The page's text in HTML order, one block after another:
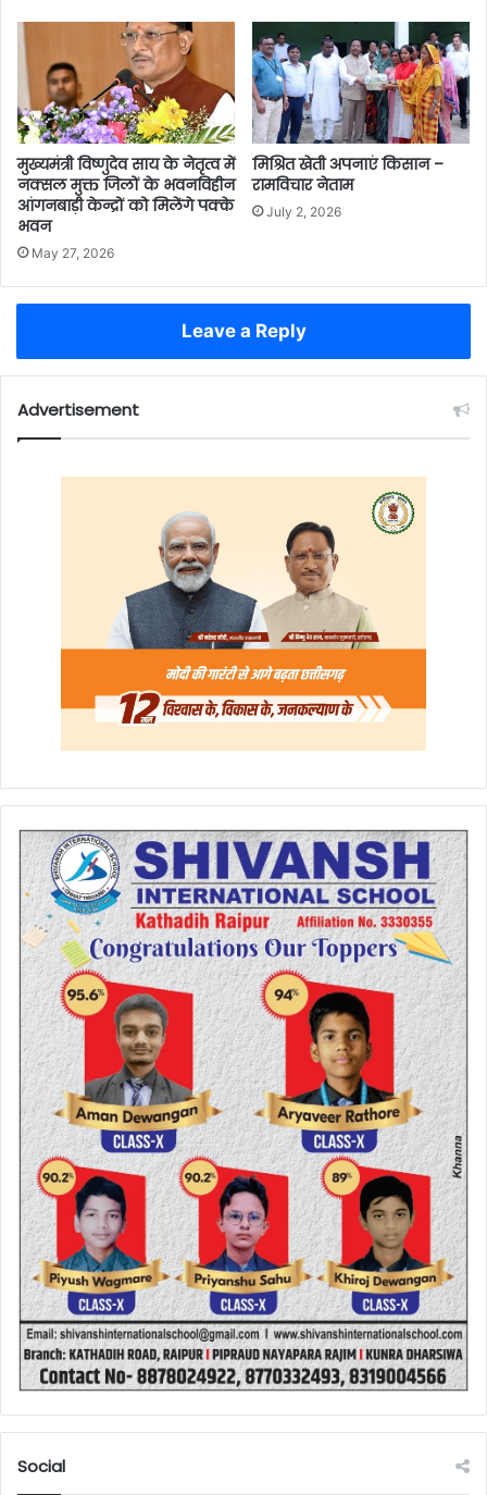
मुख्यमंत्री विष्णुदेव साय के नेतृत्व में
नक्सल मुक्त जिलों के भवनविहीन
आंगनबाड़ी केन्द्रों को मिलेंगे पक्के
भवन
May 27, 2026
मिश्रित खेती अपनाएं किसान –
रामविचार नेताम
July 2, 2026
Leave a Reply
Advertisement
Social